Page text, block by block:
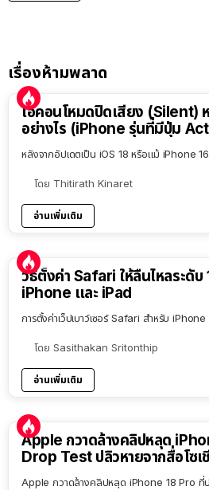
เรื่องห้ามพลาด
ไอคอนโหมดปิดเสียง (Silent)
อย่างไร (iPhone รุ่นที่มีปุ่ม
หลังจากอัปเดตเป็น iOS 18 หรือแม้ iPhone
โดย Thitirath Kinaret
อ่านเพิ่มเติม
วิธีตั้งค่า Safari ให้ลื่นไหลระดั
iPhone และ iPad
การตั้งค่าเว็ปเบาว์เซอร์ Safari สำหรับ
โดย Sasithakan Sritonthip
อ่านเพิ่มเติม
Apple กวาดล้างคลิปหลุด
Drop Test ปลิวหายจากสื่อโซเ
Apple กวาดล้างคลิปหลุด iPhone 18 Pro ที่